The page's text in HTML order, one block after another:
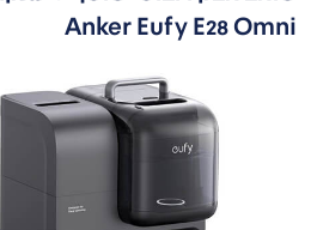
Anker Eufy E28 Omni